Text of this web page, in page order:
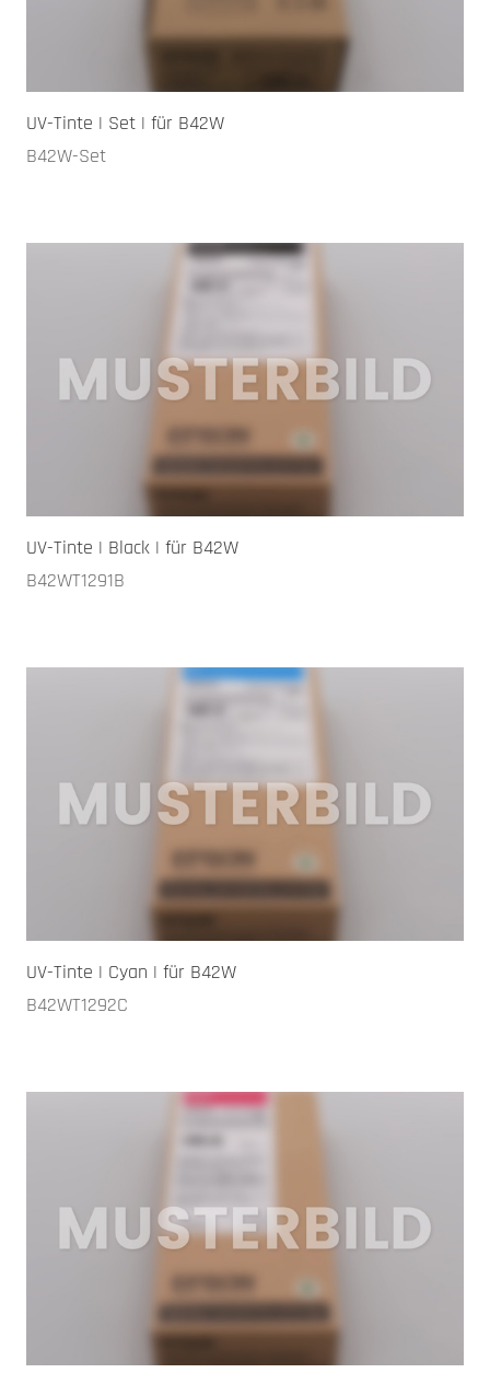
UV-Tinte | Set | für B42W
B42W-Set
UV-Tinte | Black | für B42W
B42WT1291B
UV-Tinte | Cyan | für B42W
B42WT1292C